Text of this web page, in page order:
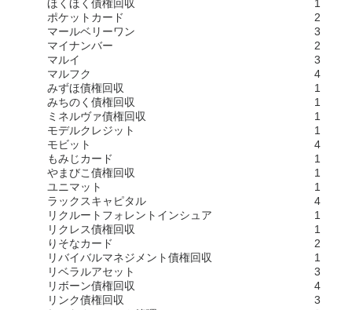
ほくほく債権回収
1
ポケットカード
2
マールベリーワン
3
マイナンバー
2
マルイ
3
マルフク
4
みずほ債権回収
1
みちのく債権回収
1
ミネルヴァ債権回収
1
モデルクレジット
1
モビット
4
もみじカード
1
やまびこ債権回収
1
ユニマット
1
ラックスキャピタル
4
リクルートフォレントインシュア
1
リクレス債権回収
1
りそなカード
2
リバイバルマネジメント債権回収
1
リベラルアセット
3
リボーン債権回収
4
リンク債権回収
3